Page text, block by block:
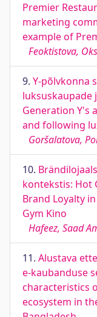
Premier
marketing
example of
Feoktistova,
9. Y-põlvkonna
luksuskaupade
Generation Y's
and following
Goršalatova,
10.
kontekstis: Hot
Brand Loyalty
Gym Kino
Hafeez, Saad
11. Alustava
e-kaubanduse
characteristics
ecosystem in